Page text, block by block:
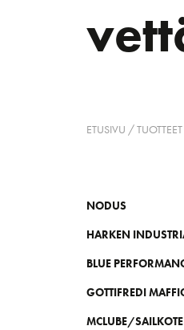
ETUSIVU /
NODUS
HARKEN
BLUE
GOTTIFREDI
MCLUBE/